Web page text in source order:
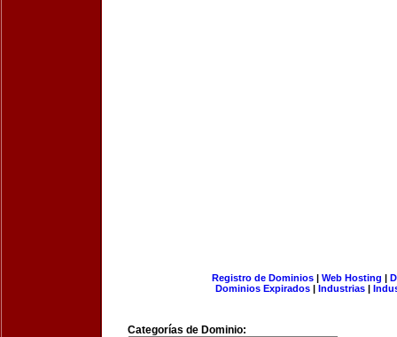
Registro de Dominios| Web Hosting |
Dominios Expirados | Industrias |
Categorías de Dominio: